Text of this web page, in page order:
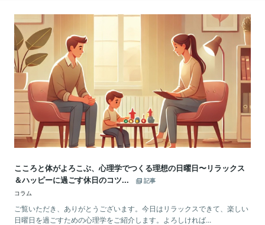
こころと体がよろこぶ、心理学でつくる理想の日曜日〜リラックス
＆ハッピーに過ごす休日のコツ...
記事
コラム
ご覧いただき、ありがとうございます。今日はリラックスできて、楽しい
日曜日を過ごすための心理学をご紹介します。よろしければ...